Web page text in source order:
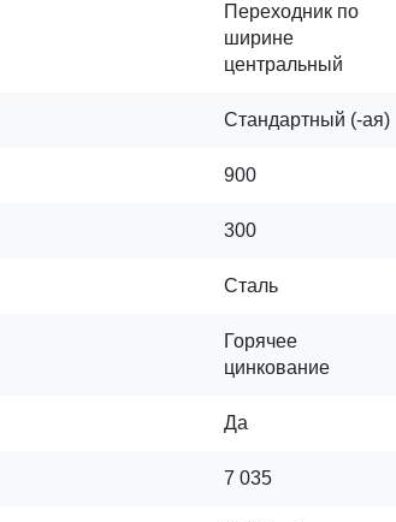
Переходник по
ширине
центральный
Стандартный (-ая)
900
300
Сталь
Горячее
цинкование
Да
7 035